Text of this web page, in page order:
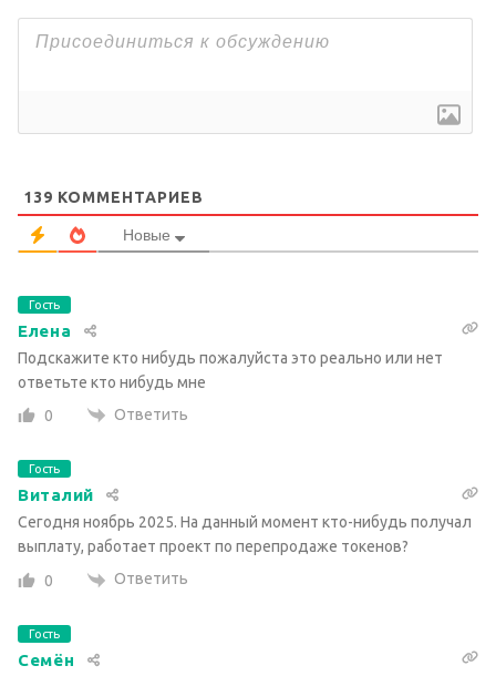
139 КОММЕНТАРИЕВ
Новые
Гость
Елена
Подскажите кто нибудь пожалуйста это реально или нет
ответьте кто нибудь мне
0
Ответить
Гость
Виталий
Сегодня ноябрь 2025. На данный момент кто-нибудь получал
выплату, работает проект по перепродаже токенов?
0
Ответить
Гость
Семён